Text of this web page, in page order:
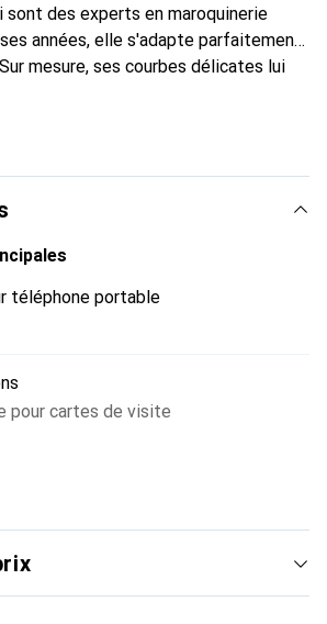
sont des experts en maroquinerie
années, elle s'adapte parfaitement
mesure, ses courbes délicates lui
et indispensable pour votre
la marque Noreve est un choix
exigeante.
téléphone portable
pour cartes de visite